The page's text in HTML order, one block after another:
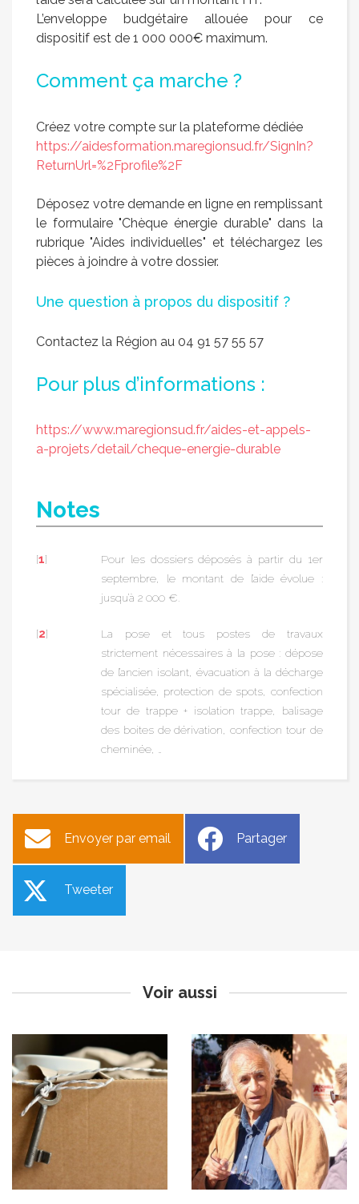
L’enveloppe budgétaire allouée pour ce
dispositif est de 1 000 000€ maximum.
Comment ça marche ?
Créez votre compte sur la plateforme dédiée
https://aidesformation.maregionsud.fr/SignIn?
ReturnUrl=%2Fprofile%2F
Déposez votre demande en ligne en remplissant
le formulaire "Chèque énergie durable" dans la
rubrique "Aides individuelles" et téléchargez les
pièces à joindre à votre dossier.
Une question à propos du dispositif ?
Contactez la Région au 04 91 57 55 57
Pour plus d’informations :
https://www.maregionsud.fr/aides-et-appels-
a-projets/detail/cheque-energie-durable
Notes
[1]
Pour les dossiers déposés à partir du 1er
septembre, le montant de l’aide évolue :
jusqu’à 2 000 €.
[2]
La pose et tous postes de travaux
strictement nécessaires à la pose : dépose
de l’ancien isolant, évacuation à la décharge
spécialisée, protection de spots, confection
tour de trappe + isolation trappe, balisage
des boites de dérivation, confection tour de
cheminée, …
Envoyer par email Partager
Tweeter
Voir aussi
Compte rendu du conseil
municipal du 16 février
Publié le vendredi 19 février 2021